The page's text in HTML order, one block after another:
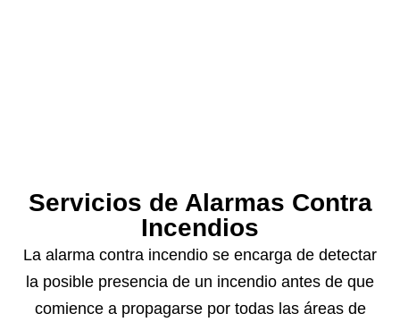
Servicios de Alarmas Contra
Incendios
La alarma contra incendio se encarga de detectar
la posible presencia de un incendio antes de que
comience a propagarse por todas las áreas de